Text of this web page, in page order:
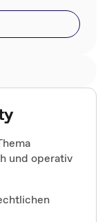
und operativ